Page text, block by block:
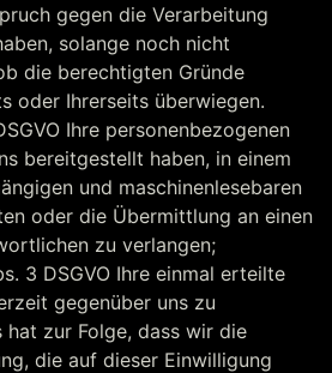
gegen die Verarbeitung
solange noch nicht
die berechtigten Gründe
oder Ihrerseits überwiegen.
Ihre personenbezogenen
bereitgestellt haben, in einem
und maschinenlesebaren
oder die Übermittlung an einen
zu verlangen;
3 DSGVO Ihre einmal erteilte
gegenüber uns zu
hat zur Folge, dass wir die
die auf dieser Einwilligung